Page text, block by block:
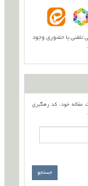
تلفنی یا حضوری وجود
مقاله خود، کد رهگیری